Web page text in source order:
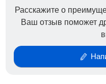
Расскажите о
Ваш отзыв поможет